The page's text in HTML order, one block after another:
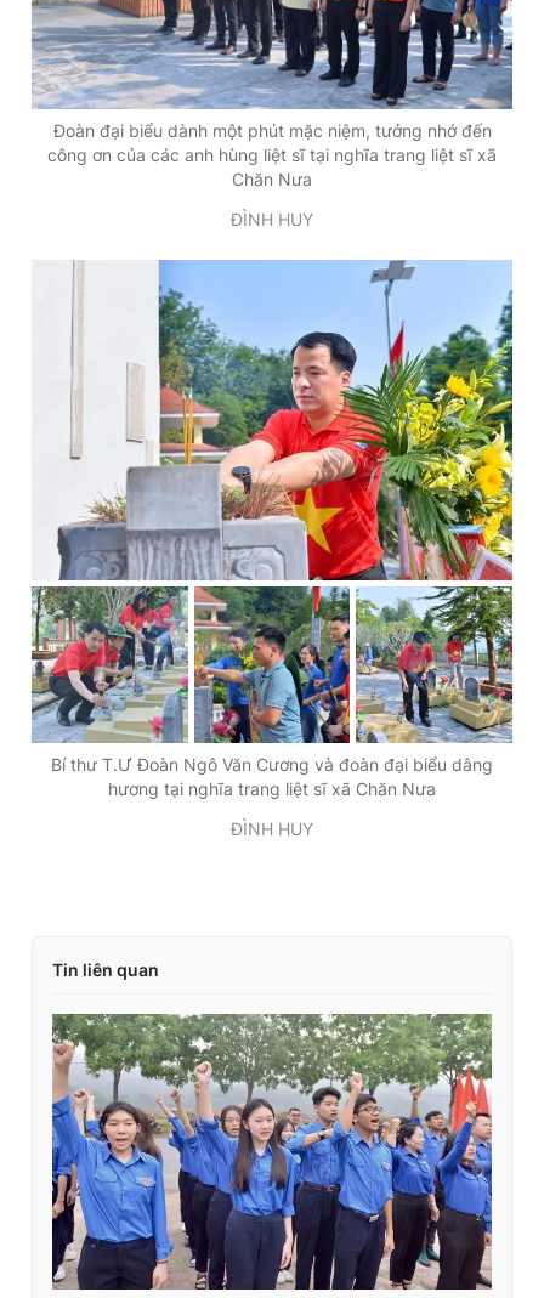
Đoàn đại biểu dành một phút mặc niệm, tưởng nhớ đến
công ơn của các anh hùng liệt sĩ tại nghĩa trang liệt sĩ xã
Chăn Nưa
ĐÌNH HUY
Bí thư T.Ư Đoàn Ngô Văn Cương và đoàn đại biểu dâng
hương tại nghĩa trang liệt sĩ xã Chăn Nưa
ĐÌNH HUY
Tin liên quan